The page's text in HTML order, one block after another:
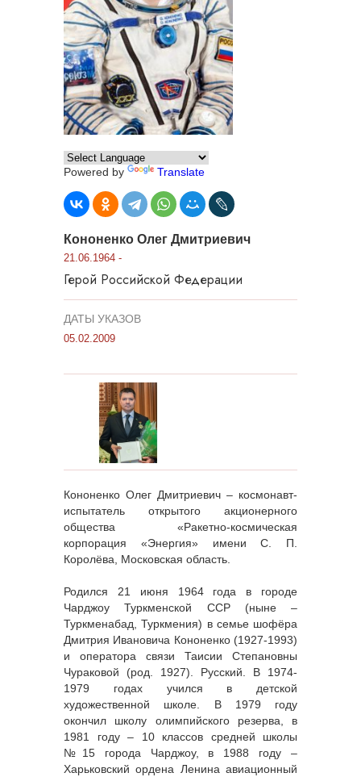
Powered by Translate
Кононенко Олег Дмитриевич
21.06.1964 -
Герой Российской Федерации
ДАТЫ УКАЗОВ
05.02.2009
Кононенко Олег Дмитриевич – космонавт-
испытатель открытого акционерного
общества «Ракетно-космическая
корпорация «Энергия» имени С. П.
Королёва, Московская область.
Родился 21 июня 1964 года в городе
Чарджоу Туркменской ССР (ныне –
Туркменабад, Туркмения) в семье шофёра
Дмитрия Ивановича Кононенко (1927-1993)
и оператора связи Таисии Степановны
Чураковой (род. 1927). Русский. В 1974-
1979 годах учился в детской
художественной школе. В 1979 году
окончил школу олимпийского резерва, в
1981 году – 10 классов средней школы
№15 города Чарджоу, в 1988 году –
Харьковский ордена Ленина авиационный